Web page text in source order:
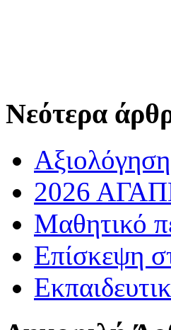
Νεότερα
2026
Μαθητικό
Επίσκεψη